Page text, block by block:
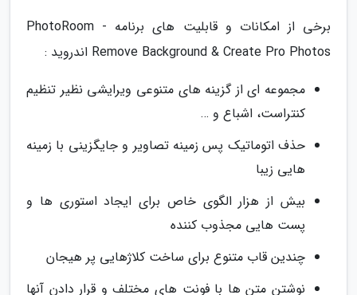
برخی از امکانات و قابلیت های برنامه PhotoRoom -
Remove Background & Create Pro Photos اندروید :
مجموعه ای از گزینه های متنوعی ویرایشی نظیر تنظیم
کنتراست، اشباع و …
حذف اتوماتیک پس زمینه تصاویر و جایگزینی با زمینه
هایی زیبا
بیش از هزار الگوی خاص برای ایجاد استوری ها و
پست هایی مجذوب کننده
چندین قاب متنوع برای ساخت کلاژهایی پر هیجان
نوشتن متن ها با فونت های مختلف و قرار دادن آنها